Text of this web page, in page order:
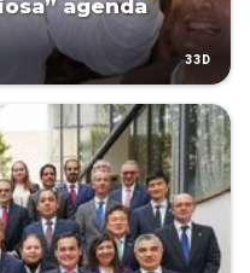
agenda
33D